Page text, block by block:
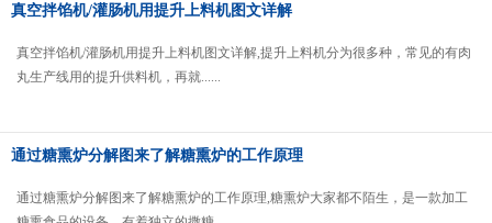
真空拌馅机/灌肠机用提升上料机图文详解
真空拌馅机/灌肠机用提升上料机图文详解,提升上料机分为很多种，常见的有肉
丸生产线用的提升供料机，再就......
通过糖熏炉分解图来了解糖熏炉的工作原理
通过糖熏炉分解图来了解糖熏炉的工作原理,糖熏炉大家都不陌生，是一款加工